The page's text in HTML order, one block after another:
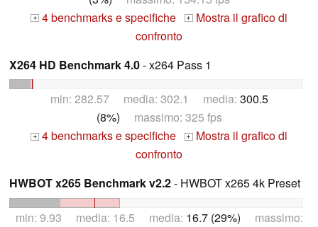
+ 4 benchmarks e specifiche + Mostra il grafico di
confronto
X264 HD Benchmark 4.0- x264 Pass 1
min: 282.57 media: 302.1 media: 300.5
(8%) massimo: 325 fps
+ 4 benchmarks e specifiche + Mostra il grafico di
confronto
HWBOT x265 Benchmark v2.2- HWBOT x265 4k Preset
min: 9.93 media: 16.5 media: 16.7 (29%) massimo: